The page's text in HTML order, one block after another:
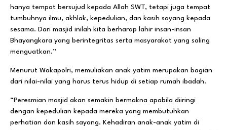
hanya tempat bersujud kepada Allah SWT, tetapi juga tempat
tumbuhnya ilmu, akhlak, kepedulian, dan kasih sayang kepada
sesama. Dari masjid inilah kita berharap lahir insan-insan
Bhayangkara yang berintegritas serta masyarakat yang saling
menguatkan.”
Menurut Wakapolri, memuliakan anak yatim merupakan bagian
dari nilai-nilai yang harus terus hidup di setiap rumah ibadah.
“Peresmian masjid akan semakin bermakna apabila diiringi
dengan kepedulian kepada mereka yang membutuhkan
perhatian dan kasih sayang. Kehadiran anak-anak yatim di